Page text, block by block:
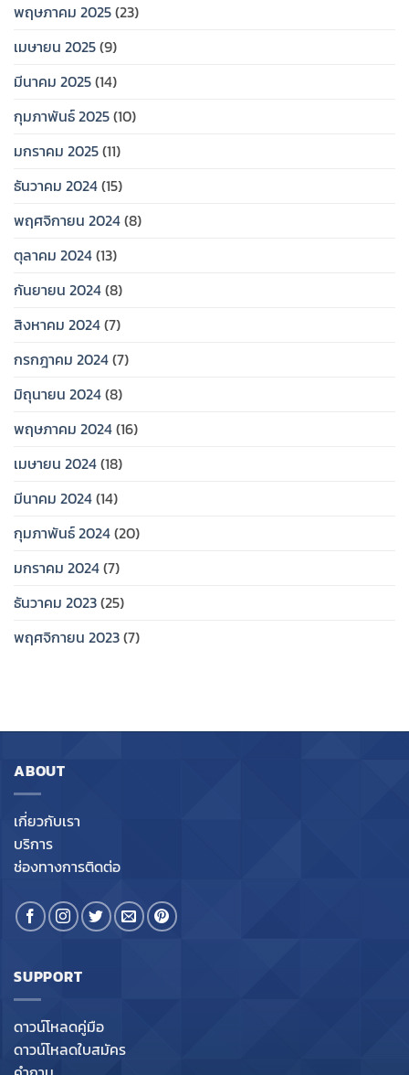
พฤษภาคม 2025(23)
เมษายน 2025(9)
มีนาคม 2025(14)
กุมภาพันธ์ 2025(10)
มกราคม 2025(11)
ธันวาคม 2024(15)
พฤศจิกายน 2024(8)
ตุลาคม 2024(13)
กันยายน 2024(8)
สิงหาคม 2024(7)
กรกฎาคม 2024(7)
มิถุนายน 2024(8)
พฤษภาคม 2024(16)
เมษายน 2024(18)
มีนาคม 2024(14)
กุมภาพันธ์ 2024(20)
มกราคม 2024(7)
ธันวาคม 2023(25)
พฤศจิกายน 2023(7)
ABOUT
เกี่ยวกับเรา
บริการ
ช่องทางการติดต่อ
SUPPORT
ดาวน์โหลดคู่มือ
ดาวน์โหลดใบสมัคร